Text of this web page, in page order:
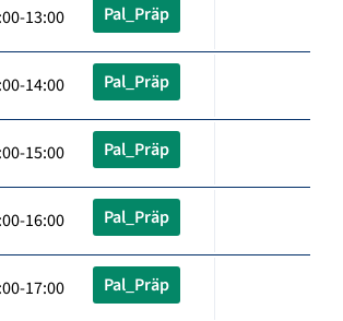
13:00 Pal_Präp
14:00 Pal_Präp
15:00 Pal_Präp
16:00 Pal_Präp
17:00 Pal_Präp